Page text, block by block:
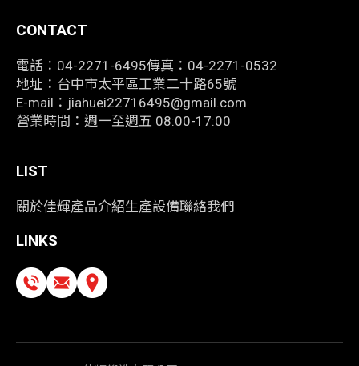
CONTACT
電話：04-2271-6495傳真：04-2271-0532
地址：台中市太平區工業二十路65號
E-mail：jiahuei22716495@gmail.com
營業時間：週一至週五 08:00-17:00
LIST
關於佳輝產品介紹生產設備聯絡我們
LINKS